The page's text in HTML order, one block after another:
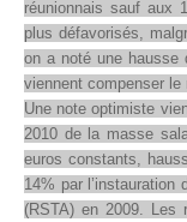
réunionnais sauf aux
plus défavorisés,
on a noté une hausse
viennent compenser le
Une note optimiste
2010 de la masse
euros constants,
14% par l’instauration
(RSTA) en 2009. Les